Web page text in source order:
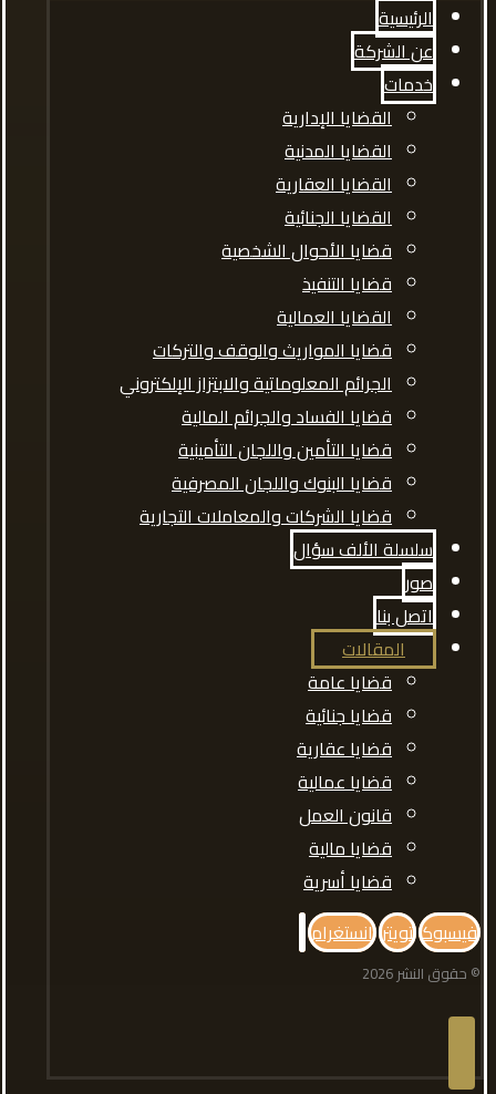
الرئيسية
عن الشركة
خدمات
القضايا الإدارية
القضايا المدنية
القضايا العقارية
القضايا الجنائية
قضايا الأحوال الشخصية
قضايا التنفيذ
القضايا العمالية
قضايا المواريث والوقف والتركات
الجرائم المعلوماتية والابتزاز الإلكتروني
قضايا الفساد والجرائم المالية
قضايا التأمين واللجان التأمينية
قضايا البنوك واللجان المصرفية
قضايا الشركات والمعاملات التجارية
سلسلة الألف سؤال
صور
اتصل بنا
المقالات
قضايا عامة
قضايا جنائية
قضايا عقارية
قضايا عمالية
قانون العمل
قضايا مالية
قضايا أسرية
فيسبوك تويتر انستغرام
© حقوق النشر 2026